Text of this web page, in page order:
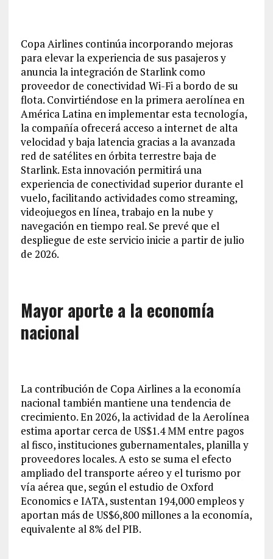
Copa Airlines continúa incorporando mejoras
para elevar la experiencia de sus pasajeros y
anuncia la integración de Starlink como
proveedor de conectividad Wi-Fi a bordo de su
flota. Convirtiéndose en la primera aerolínea en
América Latina en implementar esta tecnología,
la compañía ofrecerá acceso a internet de alta
velocidad y baja latencia gracias a la avanzada
red de satélites en órbita terrestre baja de
Starlink. Esta innovación permitirá una
experiencia de conectividad superior durante el
vuelo, facilitando actividades como streaming,
videojuegos en línea, trabajo en la nube y
navegación en tiempo real. Se prevé que el
despliegue de este servicio inicie a partir de julio
de 2026.
Mayor aporte a la economía
nacional
La contribución de Copa Airlines a la economía
nacional también mantiene una tendencia de
crecimiento. En 2026, la actividad de la Aerolínea
estima aportar cerca de US$1.4 MM entre pagos
al fisco, instituciones gubernamentales, planilla y
proveedores locales. A esto se suma el efecto
ampliado del transporte aéreo y el turismo por
vía aérea que, según el estudio de Oxford
Economics e IATA, sustentan 194,000 empleos y
aportan más de US$6,800 millones a la economía,
equivalente al 8% del PIB.